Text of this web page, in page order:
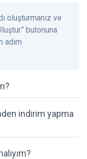
oluşturmanız ve
butonuna
adım
indirim yapma